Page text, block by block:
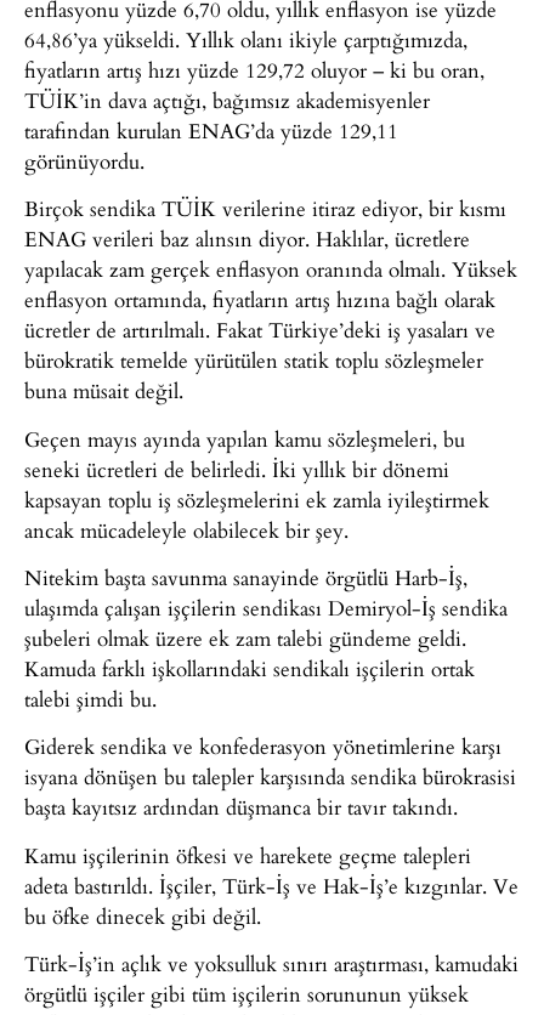
enflasyonu yüzde 6,70 oldu, yıllık enflasyon ise yüzde
64,86’ya yükseldi. Yıllık olanı ikiyle çarptığımızda,
fiyatların artış hızı yüzde 129,72 oluyor – ki bu oran,
TÜİK’in dava açtığı, bağımsız akademisyenler
tarafından kurulan ENAG’da yüzde 129,11
görünüyordu.
Birçok sendika TÜİK verilerine itiraz ediyor, bir kısmı
ENAG verileri baz alınsın diyor. Haklılar, ücretlere
yapılacak zam gerçek enflasyon oranında olmalı. Yüksek
enflasyon ortamında, fiyatların artış hızına bağlı olarak
ücretler de artırılmalı. Fakat Türkiye’deki iş yasaları ve
bürokratik temelde yürütülen statik toplu sözleşmeler
buna müsait değil.
Geçen mayıs ayında yapılan kamu sözleşmeleri, bu
seneki ücretleri de belirledi. İki yıllık bir dönemi
kapsayan toplu iş sözleşmelerini ek zamla iyileştirmek
ancak mücadeleyle olabilecek bir şey.
Nitekim başta savunma sanayinde örgütlü Harb-İş,
ulaşımda çalışan işçilerin sendikası Demiryol-İş sendika
şubeleri olmak üzere ek zam talebi gündeme geldi.
Kamuda farklı işkollarındaki sendikalı işçilerin ortak
talebi şimdi bu.
Giderek sendika ve konfederasyon yönetimlerine karşı
isyana dönüşen bu talepler karşısında sendika bürokrasisi
başta kayıtsız ardından düşmanca bir tavır takındı.
Kamu işçilerinin öfkesi ve harekete geçme talepleri
adeta bastırıldı. İşçiler, Türk-İş ve Hak-İş’e kızgınlar. Ve
bu öfke dinecek gibi değil.
Türk-İş’in açlık ve yoksulluk sınırı araştırması, kamudaki
örgütlü işçiler gibi tüm işçilerin sorununun yüksek